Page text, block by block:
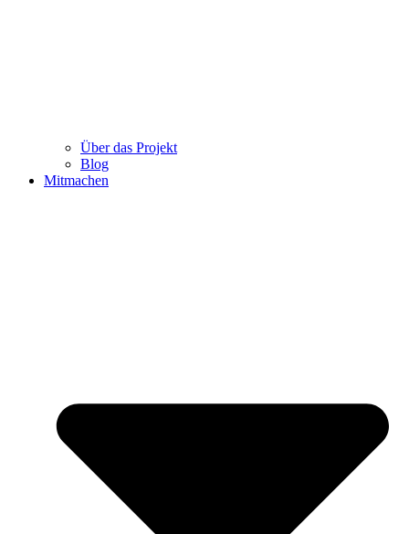
Über das Projekt
Blog
Mitmachen